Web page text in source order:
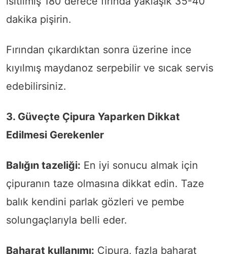
dakika pişirin.
Fırından çıkardıktan sonra üzerine ince
kıyılmış maydanoz serpebilir ve sıcak servis
edebilirsiniz.
3. Güveçte Çipura Yaparken Dikkat
Edilmesi Gerekenler
Balığın tazeliği: En iyi sonucu almak için
çipuranın taze olmasına dikkat edin. Taze
balık kendini parlak gözleri ve pembe
solungaçlarıyla belli eder.
Baharat kullanımı: Çipura, fazla baharat